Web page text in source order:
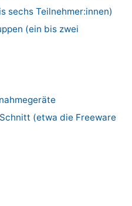
sechs Teilnehmer:innen)
(ein bis zwei
(etwa die Freeware